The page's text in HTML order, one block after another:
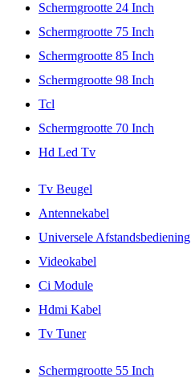
Schermgrootte 24 Inch
Schermgrootte 75 Inch
Schermgrootte 85 Inch
Schermgrootte 98 Inch
Tcl
Schermgrootte 70 Inch
Hd Led Tv
Tv Beugel
Antennekabel
Universele Afstandsbediening
Videokabel
Ci Module
Hdmi Kabel
Tv Tuner
Schermgrootte 55 Inch